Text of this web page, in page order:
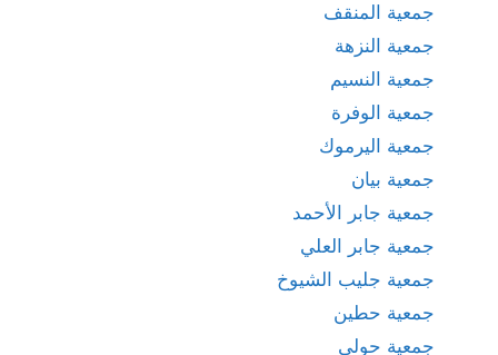
جمعية المنقف
جمعية النزهة
جمعية النسيم
جمعية الوفرة
جمعية اليرموك
جمعية بيان
جمعية جابر الأحمد
جمعية جابر العلي
جمعية جليب الشيوخ
جمعية حطين
جمعية حولي